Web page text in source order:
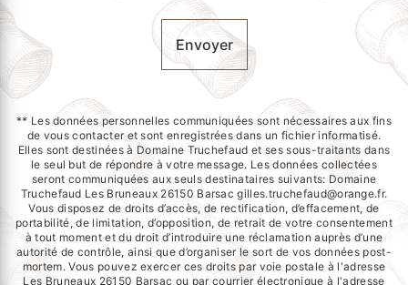
Envoyer
** Les données personnelles communiquées sont nécessaires aux fins
de vous contacter et sont enregistrées dans un fichier informatisé.
Elles sont destinées à Domaine Truchefaud et ses sous-traitants dans
le seul but de répondre à votre message. Les données collectées
seront communiquées aux seuls destinataires suivants: Domaine
Truchefaud Les Bruneaux 26150 Barsac gilles.truchefaud@orange.fr.
Vous disposez de droits d’accès, de rectification, d’effacement, de
portabilité, de limitation, d’opposition, de retrait de votre consentement
à tout moment et du droit d’introduire une réclamation auprès d’une
autorité de contrôle, ainsi que d’organiser le sort de vos données post-
mortem. Vous pouvez exercer ces droits par voie postale à l'adresse
Les Bruneaux 26150 Barsac ou par courrier électronique à l'adresse